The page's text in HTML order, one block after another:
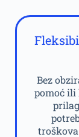
Bez
pomoć